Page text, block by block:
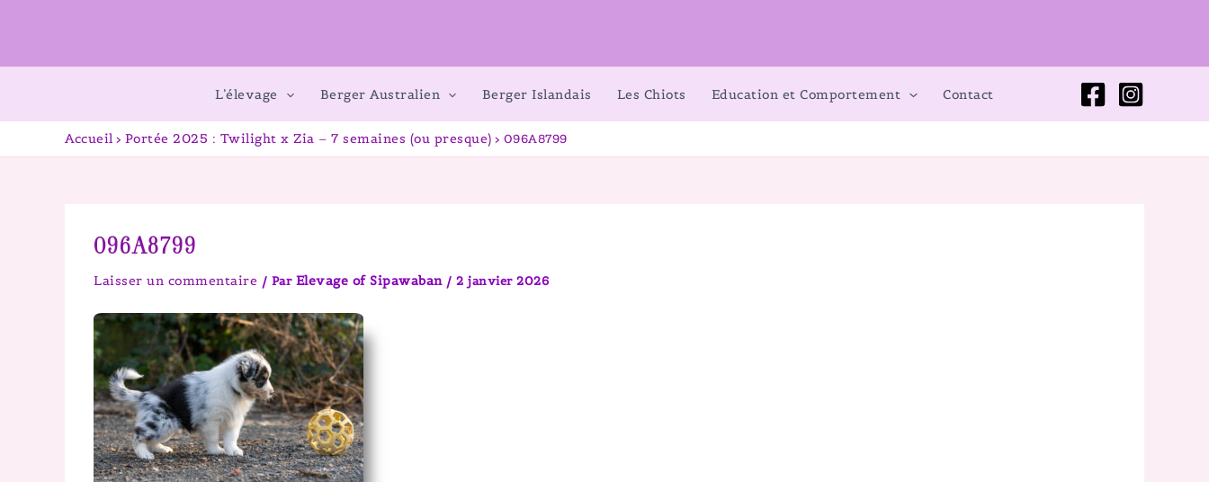
L’élevage Berger Australien Berger Islandais Les Chiots Education et Comportement Contact
Accueil Portée 2025 : Twilight x Zia – 7 semaines (ou presque) 096A8799
096A8799
Laisser un commentaire / Par Elevage of Sipawaban / 2 janvier 2026